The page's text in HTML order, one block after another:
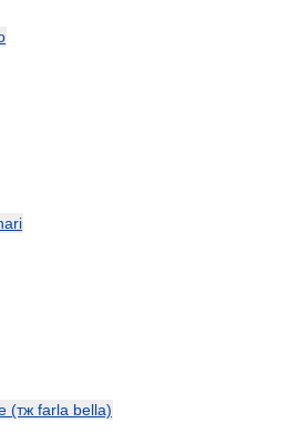
(тж farla bella)